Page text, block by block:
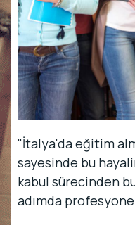
"İtalya'da eğitim
sayesinde bu
kabul sürecinden
adımda